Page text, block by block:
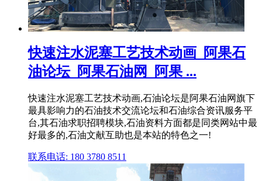
快速注水泥塞工艺技术动画_阿果石
油论坛_阿果石油网_阿果 ...
快速注水泥塞工艺技术动画,石油论坛是阿果石油网旗下
最具影响力的石油技术交流论坛和石油综合资讯服务平
台,其石油求职招聘模块,石油资料方面都是同类网站中最
好最多的,石油文献互助也是本站的特色之一!
联系电话: 180 3780 8511